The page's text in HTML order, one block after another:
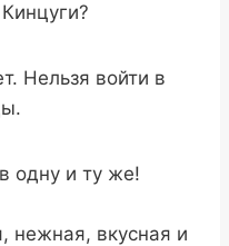
Нельзя войти в
одну и ту же!
нежная, вкусная и